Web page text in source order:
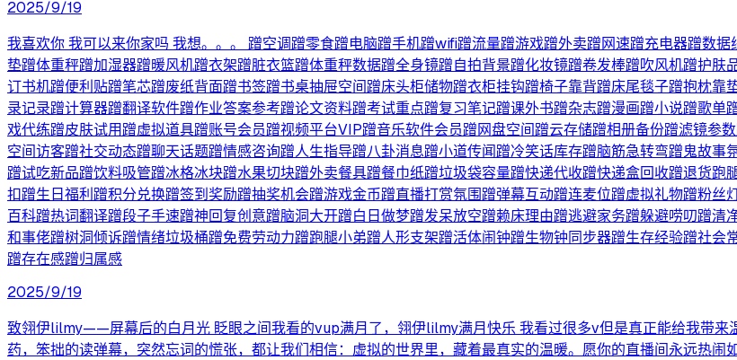
2025/9/19
我喜欢你 我可以来你家吗 我想。。。 蹭空调蹭零食蹭电脑蹭手机蹭wifi蹭流量蹭游戏蹭外卖蹭网速蹭充电器蹭数
垫蹭体重秤蹭加湿器蹭暖风机蹭衣架蹭脏衣篮蹭体重秤数据蹭全身镜蹭自拍背景蹭化妆镜蹭卷发棒蹭吹风机蹭护
订书机蹭便利贴蹭笔芯蹭废纸背面蹭书签蹭书桌抽屉空间蹭床头柜储物蹭衣柜挂钩蹭椅子靠背蹭床尾毯子蹭抱枕
录记录蹭计算器蹭翻译软件蹭作业答案参考蹭论文资料蹭考试重点蹭复习笔记蹭课外书蹭杂志蹭漫画蹭小说蹭歌
戏代练蹭皮肤试用蹭虚拟道具蹭账号会员蹭视频平台VIP蹭音乐软件会员蹭网盘空间蹭云存储蹭相册备份蹭滤镜参
空间访客蹭社交动态蹭聊天话题蹭情感咨询蹭人生指导蹭八卦消息蹭小道传闻蹭冷笑话库存蹭脑筋急转弯蹭鬼故
蹭试吃新品蹭饮料吸管蹭冰格冰块蹭水果切块蹭外卖餐具蹭餐巾纸蹭垃圾袋容量蹭快递代收蹭快递盒回收蹭退货
扣蹭生日福利蹭积分兑换蹭签到奖励蹭抽奖机会蹭游戏金币蹭直播打赏氛围蹭弹幕互动蹭连麦位蹭虚拟礼物蹭粉
百科蹭热词翻译蹭段子手速蹭神回复创意蹭脑洞大开蹭白日做梦蹭发呆放空蹭赖床理由蹭逃避家务蹭躲避唠叨蹭
和事佬蹭树洞倾诉蹭情绪垃圾桶蹭免费劳动力蹭跑腿小弟蹭人形支架蹭活体闹钟蹭生物钟同步器蹭生存经验蹭社
蹭存在感蹭归属感
2025/9/19
致翎伊lilmy——屏幕后的白月光 眨眼之间我看的vup满月了，翎伊lilmy满月快乐 我看过很多v但是真正能给我带来
药，笨拙的读弹幕，突然忘词的慌张，都让我们相信：虚拟的世界里，藏着最真实的温暖。愿你的直播间永远热